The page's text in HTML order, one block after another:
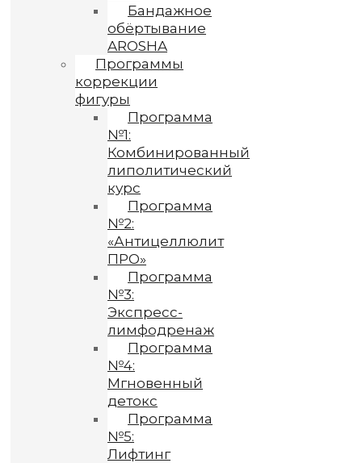
Бандажное
обёртывание
AROSHA
Программы
коррекции
фигуры
Программа
№1:
Комбинированный
липолитический
курс
Программа
№2:
«Антицеллюлит
ПРО»
Программа
№3:
Экспресс-
лимфодренаж
Программа
№4:
Мгновенный
детокс
Программа
№5:
Лифтинг